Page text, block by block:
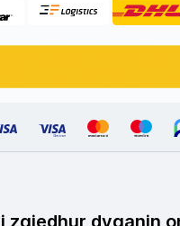
zgjedhur dyqanin